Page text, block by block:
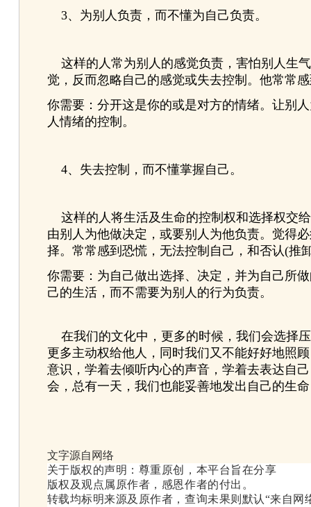
3、为别人负责，而不懂为自己负责。
这样的人常为别人的感觉负责，害怕别人生
觉，反而忽略自己的感觉或失去控制。他常常
你需要：分开这是你的或是对方的情绪。让别
人情绪的控制。
4、失去控制，而不懂掌握自己。
这样的人将生活及生命的控制权和选择权交
由别人为他做决定，或要别人为他负责。觉得
择。常常感到恐慌，无法控制自己，和否认(推
你需要：为自己做出选择、决定，并为自己所
己的生活，而不需要为别人的行为负责。
在我们的文化中，更多的时候，我们会选择
更多主动权给他人，同时我们又不能好好地照
意识，学着去倾听内心的声音，学着去表达自
会，总有一天，我们也能妥善地发出自己的生
文字源自网络
关于版权的声明：尊重原创，本平台旨在分享
版权及观点属原作者，感恩作者的付出。
转载均标明来源及原作者，查询未果则默认“来自